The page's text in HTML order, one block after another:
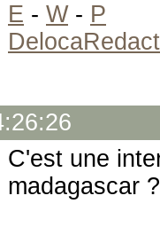
E - W- P
C'est une
madagascar